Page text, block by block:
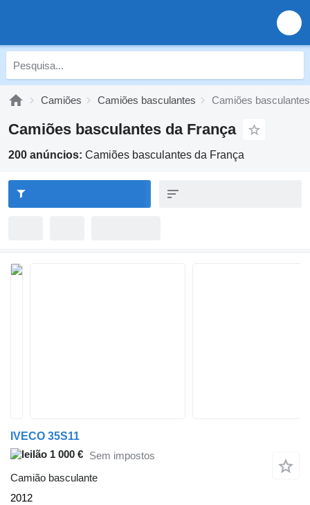
Camiões Camiões basculantes Camiões
Camiões basculantes da França
200 anúncios: Camiões basculantes da França
IVECO 35S11
1 000 € Sem impostos
Camião basculante
2012